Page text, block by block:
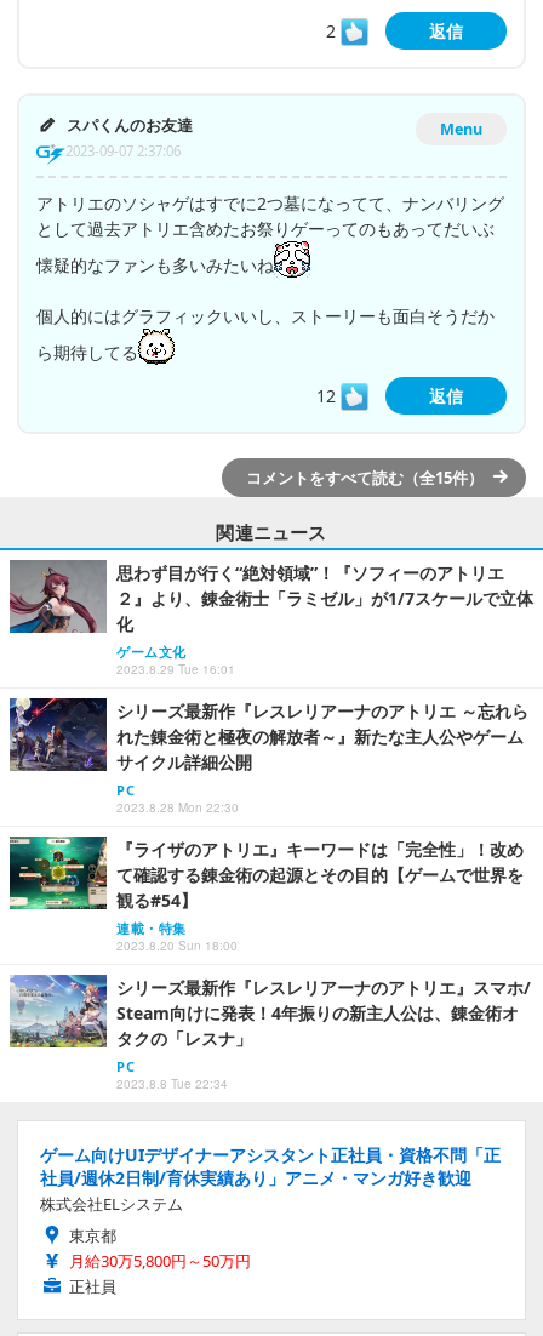
2
返信
Menu
スパくんのお友達
2023-09-07 2:37:06
アトリエのソシャゲはすでに2つ墓になってて、ナンバリング
として過去アトリエ含めたお祭りゲーってのもあってだいぶ
懐疑的なファンも多いみたいね
個人的にはグラフィックいいし、ストーリーも面白そうだか
ら期待してる
12
返信
コメントをすべて読む（全15件）
関連ニュース
思わず目が行く“絶対領域”！『ソフィーのアトリエ
２』より、錬金術士「ラミゼル」が1/7スケールで立体
化
ゲーム文化
2023.8.29 Tue 16:01
シリーズ最新作『レスレリアーナのアトリエ ～忘れら
れた錬金術と極夜の解放者～』新たな主人公やゲーム
サイクル詳細公開
PC
2023.8.28 Mon 22:30
『ライザのアトリエ』キーワードは「完全性」！改め
て確認する錬金術の起源とその目的【ゲームで世界を
観る#54】
連載・特集
2023.8.20 Sun 18:00
シリーズ最新作『レスレリアーナのアトリエ』スマホ/
Steam向けに発表！4年振りの新主人公は、錬金術オ
タクの「レスナ」
PC
2023.8.8 Tue 22:34
ゲーム向けUIデザイナーアシスタント正社員・資格不問「正
社員/週休2日制/育休実績あり」アニメ・マンガ好き歓迎
株式会社ELシステム
東京都
月給30万5,800円～50万円
正社員